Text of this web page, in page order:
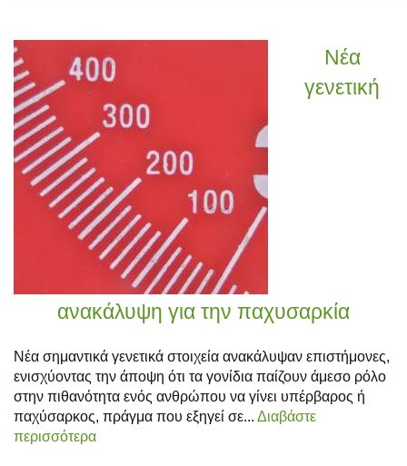
Νέα
γενετική
ανακάλυψη για την παχυσαρκία
Νέα σημαντικά γενετικά στοιχεία ανακάλυψαν επιστήμονες,
ενισχύοντας την άποψη ότι τα γονίδια παίζουν άμεσο ρόλο
στην πιθανότητα ενός ανθρώπου να γίνει υπέρβαρος ή
παχύσαρκος, πράγμα που εξηγεί σε... Διαβάστε
περισσότερα